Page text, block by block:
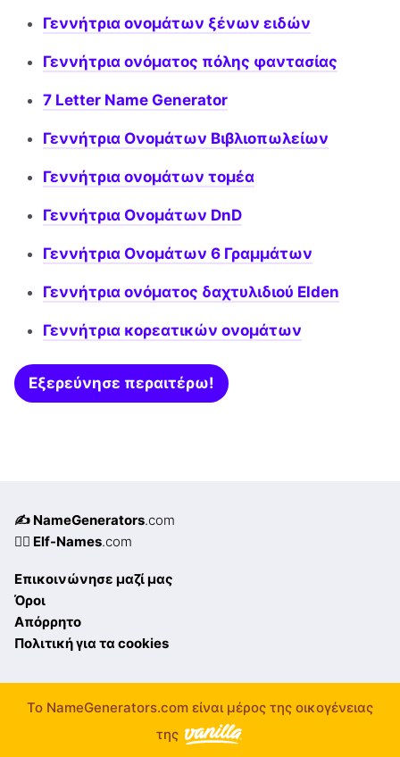
Γεννήτρια ονομάτων ξένων ειδών
Γεννήτρια ονόματος πόλης φαντασίας
7 Letter Name Generator
Γεννήτρια Ονομάτων Βιβλιοπωλείων
Γεννήτρια ονομάτων τομέα
Γεννήτρια Ονομάτων DnD
Γεννήτρια Ονομάτων 6 Γραμμάτων
Γεννήτρια ονόματος δαχτυλιδιού Elden
Γεννήτρια κορεατικών ονομάτων
Εξερεύνησε περαιτέρω!
✍️ NameGenerators.com
🧝‍♀️ Elf-Names.com
Επικοινώνησε μαζί μας
Όροι
Απόρρητο
Πολιτική για τα cookies
Το NameGenerators.com είναι μέρος της οικογένειας
της